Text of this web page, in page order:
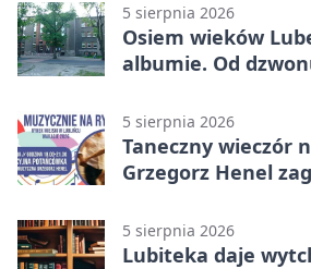
5 sierpnia 2026
Osiem wieków
albumie. Od
5 sierpnia 2026
Taneczny wieczór
Grzegorz Henel
5 sierpnia 2026
Lubiteka daje